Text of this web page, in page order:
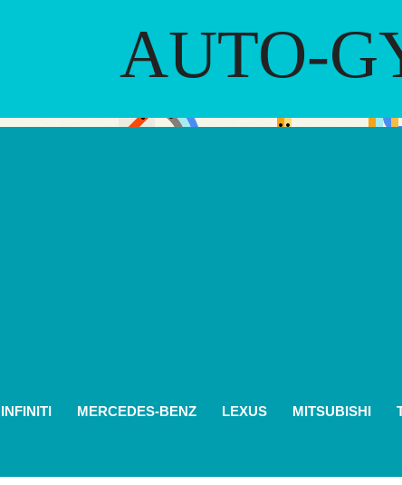
AUTO-
INFINITI MERCEDES-BENZ LEXUS MITSUBISHI